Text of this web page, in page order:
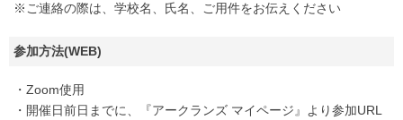
※ご連絡の際は、学校名、氏名、ご用件をお伝えください
参加方法(WEB)
・Zoom使用
・開催日前日までに、『アークランズ マイページ』より参加URL